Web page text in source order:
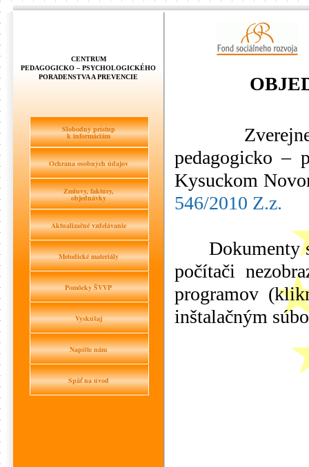
CENTRUM
PEDAGOGICKO – PSYCHOLOGICKÉHO
PORADENSTVA A PREVENCIE
Slobodný prístup
k informáciám
Ochrana osobných údajov
Zmluvy, faktúry,
objednávky
Aktualizačné vzdelávanie
Metodické materiály
Pomôcky ŠVVP
Vyskúšaj
Napíšte nám
Späť na úvod
Zverejnené
pedagogicko –
Kysuckom
546/2010 Z.z.
Dokumenty
počítači
programov
inštalačným